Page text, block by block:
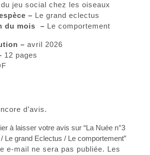
jeu social chez les oiseaux
– Le grand eclectus
mois – Le comportement
– avril 2026
12 pages
d’avis.
à laisser votre avis sur “La Nuée n°3
Le grand Eclectus / Le comportement”
e-mail ne sera pas publiée. Les